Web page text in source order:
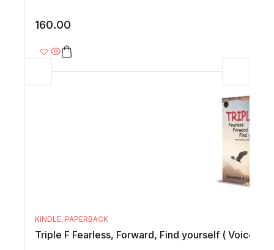
160.00
KINDLE, PAPERBACK
Triple F Fearless, Forward, Find yourself ( Voices